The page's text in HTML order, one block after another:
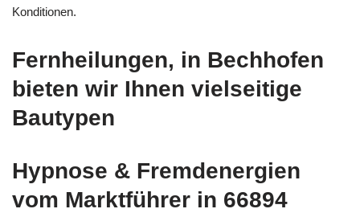
Konditionen.
Fernheilungen, in Bechhofen
bieten wir Ihnen vielseitige
Bautypen
Hypnose & Fremdenergien
vom Marktführer in 66894